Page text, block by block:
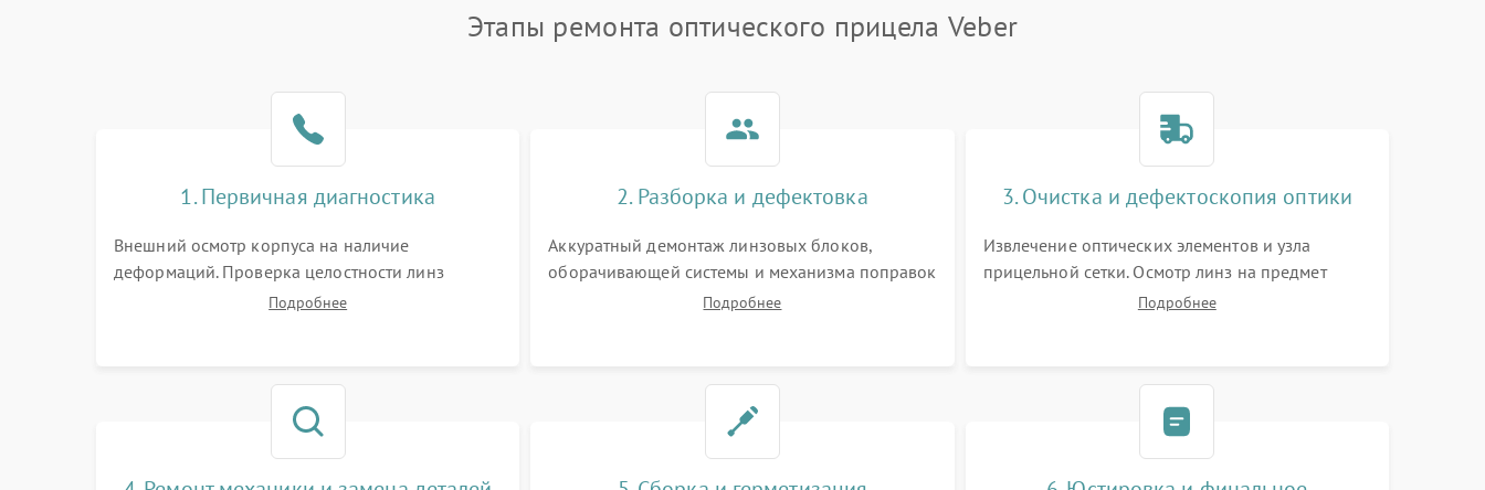
Этапы ремонта оптического прицела Veber
1. Первичная диагностика
Внешний осмотр корпуса на наличие
деформаций. Проверка целостности линз
объектива и окуляра. Тестирование работы
Подробнее
2. Разборка и дефектовка
Аккуратный демонтаж линзовых блоков,
оборачивающей системы и механизма поправок
спецключами. Осмотр внутренних резьбовых
Подробнее
3. Очистка и дефектоскопия оптики
Извлечение оптических элементов и узла
прицельной сетки. Осмотр линз на предмет
повреждения просветляющего покрытия или
Подробнее